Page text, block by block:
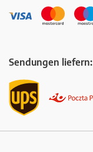
Sendungen liefern: